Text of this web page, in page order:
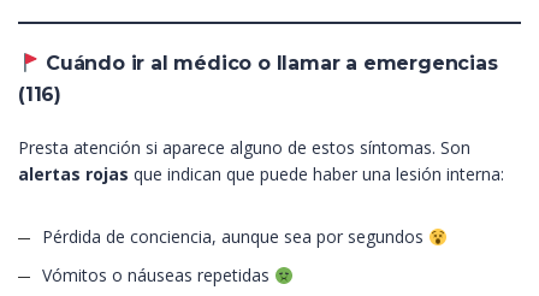
Cuándo ir al médico o llamar a emergencias
(116)
Presta atención si aparece alguno de estos síntomas. Son
alertas rojas que indican que puede haber una lesión interna:
Pérdida de conciencia, aunque sea por segundos
Vómitos o náuseas repetidas